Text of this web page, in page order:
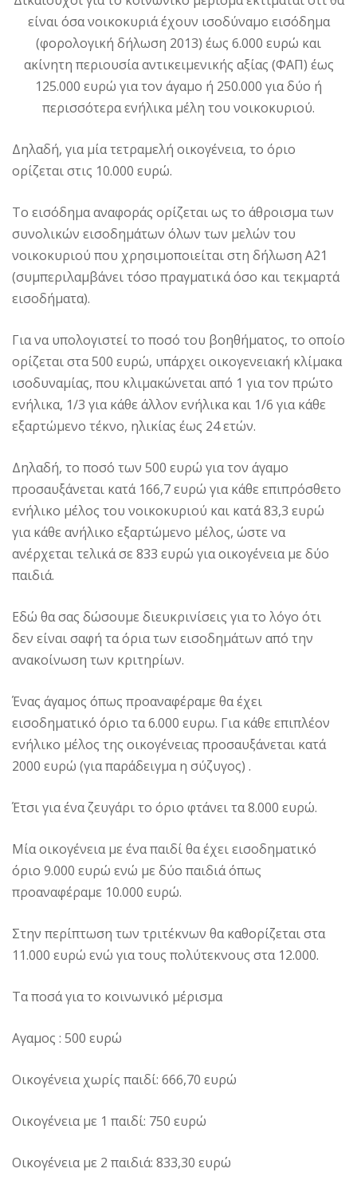
είναι όσα νοικοκυριά έχουν ισοδύναμο εισόδημα
(φορολογική δήλωση 2013) έως 6.000 ευρώ και
ακίνητη περιουσία αντικειμενικής αξίας (ΦΑΠ) έως
125.000 ευρώ για τον άγαμο ή 250.000 για δύο ή
περισσότερα ενήλικα μέλη του νοικοκυριού.
Δηλαδή, για μία τετραμελή οικογένεια, το όριο
ορίζεται στις 10.000 ευρώ.
Το εισόδημα αναφοράς ορίζεται ως το άθροισμα των
συνολικών εισοδημάτων όλων των μελών του
νοικοκυριού που χρησιμοποιείται στη δήλωση Α21
(συμπεριλαμβάνει τόσο πραγματικά όσο και τεκμαρτά
εισοδήματα).
Για να υπολογιστεί το ποσό του βοηθήματος, το οποίο
ορίζεται στα 500 ευρώ, υπάρχει οικογενειακή κλίμακα
ισοδυναμίας, που κλιμακώνεται από 1 για τον πρώτο
ενήλικα, 1/3 για κάθε άλλον ενήλικα και 1/6 για κάθε
εξαρτώμενο τέκνο, ηλικίας έως 24 ετών.
Δηλαδή, το ποσό των 500 ευρώ για τον άγαμο
προσαυξάνεται κατά 166,7 ευρώ για κάθε επιπρόσθετο
ενήλικο μέλος του νοικοκυριού και κατά 83,3 ευρώ
για κάθε ανήλικο εξαρτώμενο μέλος, ώστε να
ανέρχεται τελικά σε 833 ευρώ για οικογένεια με δύο
παιδιά.
Εδώ θα σας δώσουμε διευκρινίσεις για το λόγo ότι
δεν είναι σαφή τα όρια των εισοδημάτων από την
ανακοίνωση των κριτηρίων.
Ένας άγαμος όπως προαναφέραμε θα έχει
εισοδηματικό όριο τα 6.000 ευρω. Για κάθε επιπλέον
ενήλικο μέλος της οικογένειας προσαυξάνεται κατά
2000 ευρώ (για παράδειγμα η σύζυγος) .
Έτσι για ένα ζευγάρι το όριο φτάνει τα 8.000 ευρώ.
Μία οικογένεια με ένα παιδί θα έχει εισοδηματικό
όριο 9.000 ευρώ ενώ με δύο παιδιά όπως
προαναφέραμε 10.000 ευρώ.
Στην περίπτωση των τριτέκνων θα καθορίζεται στα
11.000 ευρώ ενώ για τους πολύτεκνους στα 12.000.
Τα ποσά για το κοινωνικό μέρισμα
Αγαμος : 500 ευρώ
Οικογένεια χωρίς παιδί: 666,70 ευρώ
Οικογένεια με 1 παιδί: 750 ευρώ
Οικογένεια με 2 παιδιά: 833,30 ευρώ